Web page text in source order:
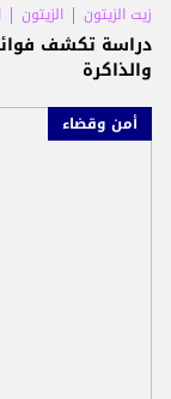
زيت الزيتون الزيتون
دراسة تكشف
والذاكرة
أمن وقضاء